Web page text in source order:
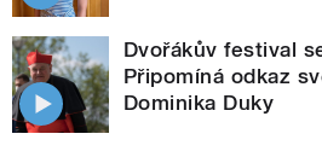
Dvořákův festival
Připomíná odkaz
Dominika Duky